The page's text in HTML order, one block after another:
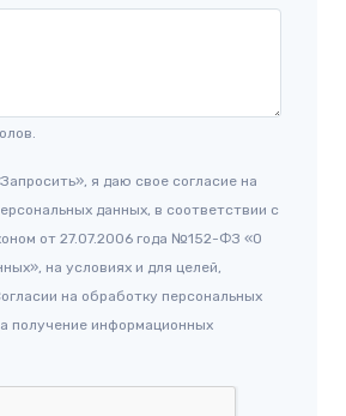
я даю свое согласие на
данных, в соответствии с
от 27.07.2006 года №152-ФЗ «О
на условиях и для целей,
на обработку персональных
получение информационных